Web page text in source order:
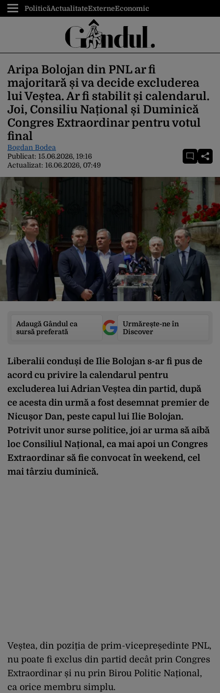
PoliticăActualitateExterneEconomic
Aripa Bolojan din PNL ar fi
majoritară și va decide excluderea
lui Veștea. Ar fi stabilit și calendarul.
Joi, Consiliu Național și Duminică
Congres Extraordinar pentru votul
final
Bogdan Bodea
Publicat: 15.06.2026, 19:16
Actualizat: 16.06.2026, 07:49
Adaugă Gândul ca
sursă preferată
Urmărește-ne în
Discover
Liberalii conduși de Ilie Bolojan s-ar fi pus de
acord cu privire la calendarul pentru
excluderea lui Adrian Veștea din partid, după
ce acesta din urmă a fost desemnat premier de
Nicușor Dan, peste capul lui Ilie Bolojan.
Potrivit unor surse politice, joi ar urma să aibă
loc Consiliul Național, ca mai apoi un Congres
Extraordinar să fie convocat în weekend, cel
mai târziu duminică.
Veștea, din poziția de prim-vicepreședinte PNL,
nu poate fi exclus din partid decât prin Congres
Extraordinar și nu prin Birou Politic Național,
ca orice membru simplu.